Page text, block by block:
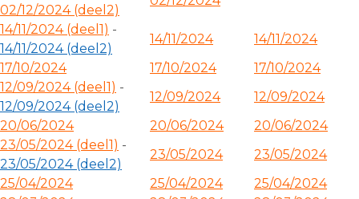
02/12/2024 (deel2)
14/11/2024 (deel1) -
14/11/2024 (deel2)
14/11/2024
14/11/2024
17/10/2024
17/10/2024
17/10/2024
12/09/2024 (deel1) -
12/09/2024 (deel2)
12/09/2024
12/09/2024
20/06/2024
20/06/2024
20/06/2024
23/05/2024 (deel1) -
23/05/2024 (deel2)
23/05/2024
23/05/2024
25/04/2024
25/04/2024
25/04/2024